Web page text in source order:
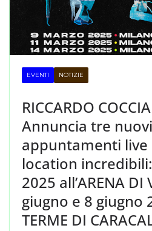
EVENTI NOTIZIE
RICCARDO
Annuncia tre nuovi
appuntamenti live
location
2025 all’ARENA DI
giugno e 8 giugno
TERME DI